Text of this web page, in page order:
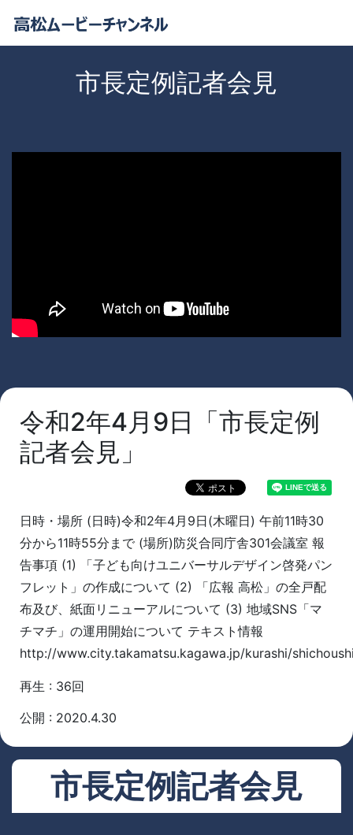
市長定例記者会見
令和2年4月9日「市長定例
記者会見」
日時・場所 (日時)令和2年4月9日(木曜日) 午前11時30
分から11時55分まで (場所)防災合同庁舎301会議室 報
告事項 (1) 「子ども向けユニバーサルデザイン啓発パン
フレット」の作成について (2) 「広報 高松」の全戸配
布及び、紙面リニューアルについて (3) 地域SNS「マ
チマチ」の運用開始について テキスト情報
http://www.city.takamatsu.kagawa.jp/kurashi/
再生 : 36回
公開 : 2020.4.30
市長定例記者会見